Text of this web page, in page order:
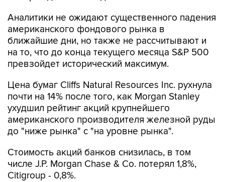
Аналитики не ожидают существенного падения
американского фондового рынка в
ближайшие дни, но также не рассчитывают и
на то, что до конца текущего месяца S&P 500
превзойдет исторический максимум.
Цена бумаг Cliffs Natural Resources Inc. рухнула
почти на 14% после того, как Morgan Stanley
ухудшил рейтинг акций крупнейшего
американского производителя железной руды
до "ниже рынка" с "на уровне рынка".
Стоимость акций банков снизилась, в том
числе J.P. Morgan Chase & Co. потерял 1,8%,
Citigroup - 0,8%.